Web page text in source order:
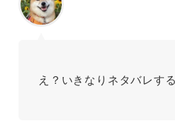
え？いきなりネタバレす